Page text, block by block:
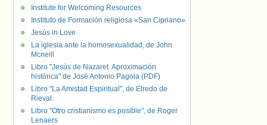
Institute for Welcoming Resources
Instituto de Formación religiosa «San Cipriano»
Jesús in Love
La iglesia ante la homosexualidad, de John
Mcneill
Libro "Jesús de Nazaret. Aproximación
histórica" de José Antonio Pagola (PDF)
Libro "La Amistad Espiritual", de Elredo de
Rieval.
Libro "Otro cristianismo es posible", de Roger
Lenaers